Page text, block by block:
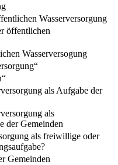
Wasserversorgung
öffentlichen
Wasserversogung
als Aufgabe der
als
der Gemeinden
als freiwillige oder
Gemeinden